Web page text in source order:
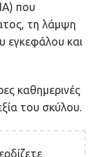
που
τη λάμψη
εγκεφάλου και
καθημερινές
του σκύλου.